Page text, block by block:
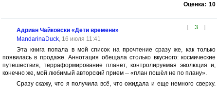
Оценка: 10
[ 3 ]
Адриан Чайковски «Дети времени»
MandarinaDuck, 16 июля 11:41
Эта книга попала в мой список на прочтение сразу же, как только
появилась в продаже. Аннотация обещала столько вкусного: космические
путешествия, терраформирование планет, контролируемая эволюция и,
конечно же, мой любимый авторский прием -- «план пошёл не по плану».
Сразу скажу, что я получила всё, что ожидала и еще немного сверху.